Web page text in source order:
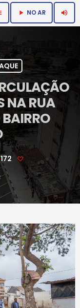
play_arrow NO AR volume_up
NA RUA
172